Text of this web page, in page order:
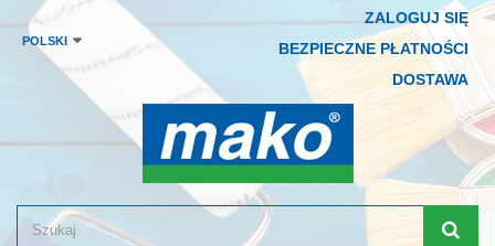
ZALOGUJ SIĘ
BEZPIECZNE PŁATNOŚCI
DOSTAWA
POLSKI